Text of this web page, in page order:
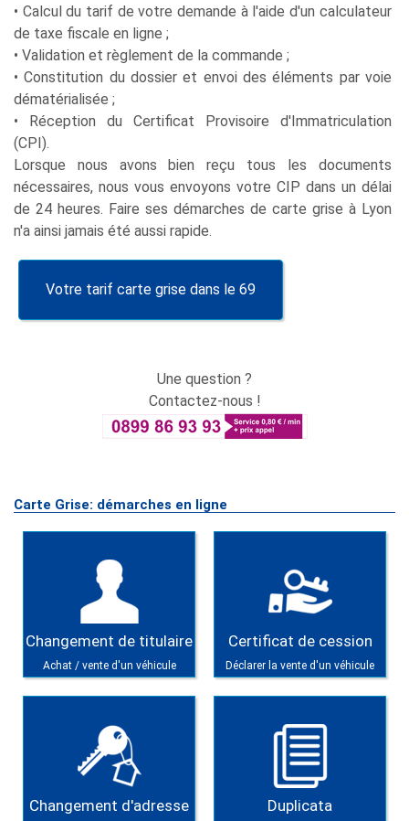
• Calcul du tarif de votre demande à l'aide d'un calculateur
de taxe fiscale en ligne ;
• Validation et règlement de la commande ;
• Constitution du dossier et envoi des éléments par voie
dématérialisée ;
• Réception du Certificat Provisoire d'Immatriculation
(CPI).
Lorsque nous avons bien reçu tous les documents
nécessaires, nous vous envoyons votre CIP dans un délai
de 24 heures. Faire ses démarches de carte grise à Lyon
n'a ainsi jamais été aussi rapide.
Votre tarif carte grise dans le 69
Une question ?
Contactez-nous !
Carte Grise: démarches en ligne
Changement de titulaire
Achat / vente d'un véhicule
Certificat de cession
Déclarer la vente d'un véhicule
Changement d'adresse Duplicata